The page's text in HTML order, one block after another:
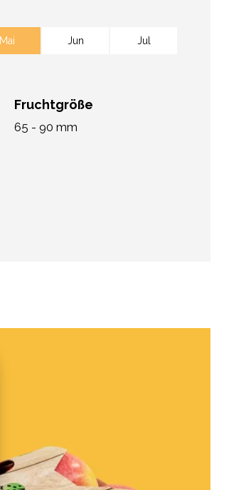
Mai Jun Jul
Fruchtgröße
65 - 90 mm